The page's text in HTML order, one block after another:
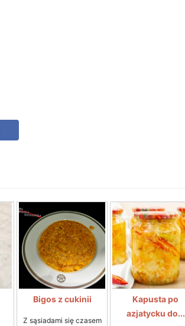
Bigos z cukinii
Z sąsiadami się czasem
Kapusta po
azjatycku do...